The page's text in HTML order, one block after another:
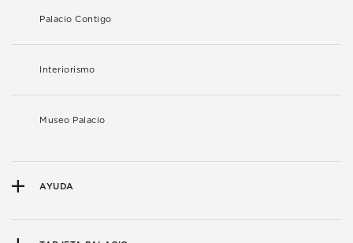
Palacio Contigo
Interiorismo
Museo Palacio
AYUDA